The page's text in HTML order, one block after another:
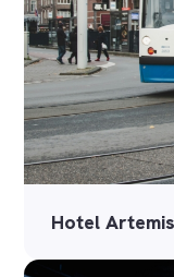
Hotel Artemis